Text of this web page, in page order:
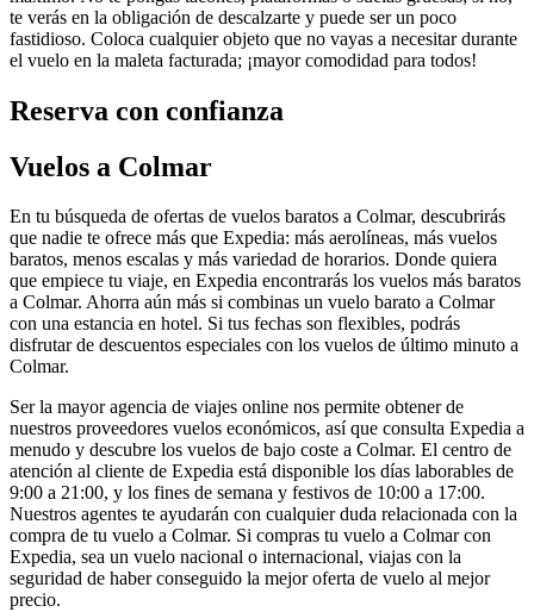
te verás en la obligación de descalzarte y puede ser un poco
fastidioso. Coloca cualquier objeto que no vayas a necesitar durante
el vuelo en la maleta facturada; ¡mayor comodidad para todos!
Reserva con confianza
Vuelos a Colmar
En tu búsqueda de ofertas de vuelos baratos a Colmar, descubrirás
que nadie te ofrece más que Expedia: más aerolíneas, más vuelos
baratos, menos escalas y más variedad de horarios. Donde quiera
que empiece tu viaje, en Expedia encontrarás los vuelos más baratos
a Colmar. Ahorra aún más si combinas un vuelo barato a Colmar
con una estancia en hotel. Si tus fechas son flexibles, podrás
disfrutar de descuentos especiales con los vuelos de último minuto a
Colmar.
Ser la mayor agencia de viajes online nos permite obtener de
nuestros proveedores vuelos económicos, así que consulta Expedia a
menudo y descubre los vuelos de bajo coste a Colmar. El centro de
atención al cliente de Expedia está disponible los días laborables de
9:00 a 21:00, y los fines de semana y festivos de 10:00 a 17:00.
Nuestros agentes te ayudarán con cualquier duda relacionada con la
compra de tu vuelo a Colmar. Si compras tu vuelo a Colmar con
Expedia, sea un vuelo nacional o internacional, viajas con la
seguridad de haber conseguido la mejor oferta de vuelo al mejor
precio.